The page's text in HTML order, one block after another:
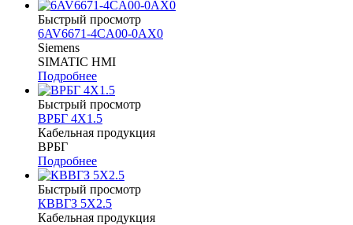
Быстрый просмотр
6AV6671-4CA00-0AX0
Siemens
SIMATIC HMI
Подробнее
Быстрый просмотр
ВРБГ 4Х1.5
Кабельная продукция
ВРБГ
Подробнее
Быстрый просмотр
КВВГЗ 5Х2.5
Кабельная продукция